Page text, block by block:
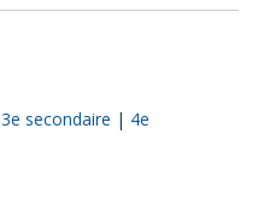
3e secondaire | 4e